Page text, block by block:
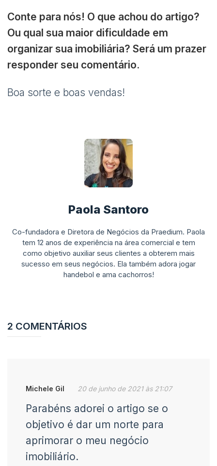
Conte para nós! O que achou do artigo?
Ou qual sua maior dificuldade em
organizar sua imobiliária? Será um prazer
responder seu comentário.
Boa sorte e boas vendas!
Paola Santoro
Co-fundadora e Diretora de Negócios da Praedium. Paola
tem 12 anos de experiência na área comercial e tem
como objetivo auxiliar seus clientes a obterem mais
sucesso em seus negócios. Ela também adora jogar
handebol e ama cachorros!
2 COMENTÁRIOS
Michele Gil 20 de junho de 2021 às 21:07
Parabéns adorei o artigo se o
objetivo é dar um norte para
aprimorar o meu negócio
imobiliário.